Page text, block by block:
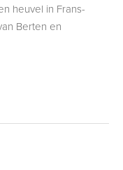
heuvel in Frans-
Berten en